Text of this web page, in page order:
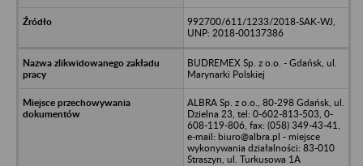
992700/611/1233/2018-SAK-WJ,
UNP: 2018-00137386
BUDREMEX Sp. z o.o. - Gdańsk, ul.
Marynarki Polskiej
ALBRA Sp. z o.o., 80-298 Gdańsk, ul.
Dzielna 23, tel: 0-602-813-503, 0-
608-119-806, fax: (058) 349-43-41,
e-mail: biuro@albra.pl - miejsce
wykonywania działalności: 83-010
Straszyn, ul. Turkusowa 1A